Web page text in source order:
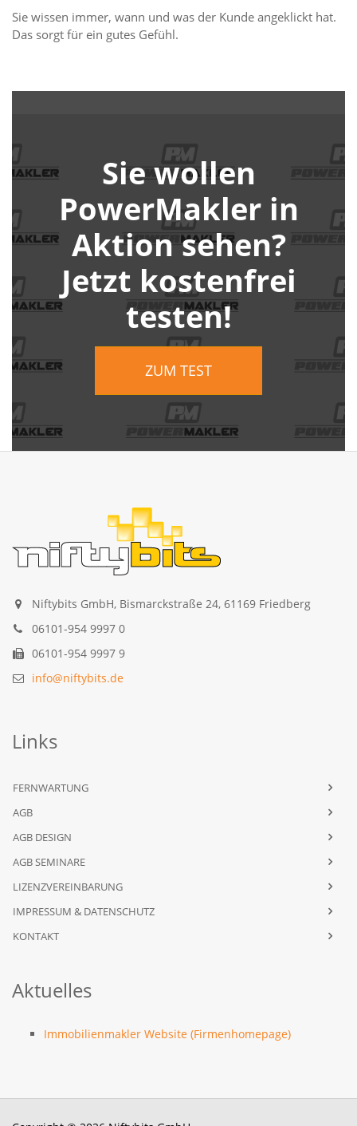
Sie wissen immer, wann und was der Kunde angeklickt hat.
Das sorgt für ein gutes Gefühl.
Sie wollen
PowerMakler in
Aktion sehen?
Jetzt kostenfrei
testen!
ZUM TEST
Niftybits GmbH, Bismarckstraße 24, 61169 Friedberg
06101-954 9997 0
06101-954 9997 9
info@niftybits.de
Links
FERNWARTUNG
AGB
AGB DESIGN
AGB SEMINARE
LIZENZVEREINBARUNG
IMPRESSUM & DATENSCHUTZ
KONTAKT
Aktuelles
Immobilienmakler Website (Firmenhomepage)